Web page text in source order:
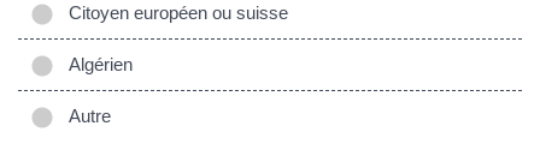
Citoyen européen ou suisse
Algérien
Autre